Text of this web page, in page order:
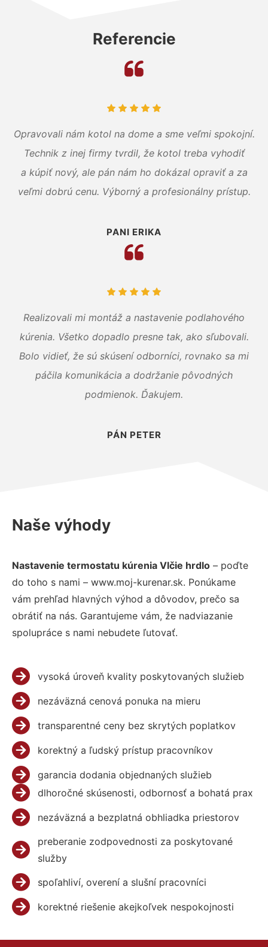
Referencie
Opravovali nám kotol na dome a sme veľmi spokojní.
Technik z inej firmy tvrdil, že kotol treba vyhodiť
a kúpiť nový, ale pán nám ho dokázal opraviť a za
veľmi dobrú cenu. Výborný a profesionálny prístup.
PANI ERIKA
Realizovali mi montáž a nastavenie podlahového
kúrenia. Všetko dopadlo presne tak, ako sľubovali.
Bolo vidieť, že sú skúsení odborníci, rovnako sa mi
páčila komunikácia a dodržanie pôvodných
podmienok. Ďakujem.
PÁN PETER
Naše výhody
Nastavenie termostatu kúrenia Vlčie hrdlo – poďte
do toho s nami – www.moj-kurenar.sk. Ponúkame
vám prehľad hlavných výhod a dôvodov, prečo sa
obrátiť na nás. Garantujeme vám, že nadviazanie
spolupráce s nami nebudete ľutovať.
vysoká úroveň kvality poskytovaných služieb
nezáväzná cenová ponuka na mieru
transparentné ceny bez skrytých poplatkov
korektný a ľudský prístup pracovníkov
garancia dodania objednaných služieb
dlhoročné skúsenosti, odbornosť a bohatá prax
nezáväzná a bezplatná obhliadka priestorov
preberanie zodpovednosti za poskytované
služby
spoľahliví, overení a slušní pracovníci
korektné riešenie akejkoľvek nespokojnosti